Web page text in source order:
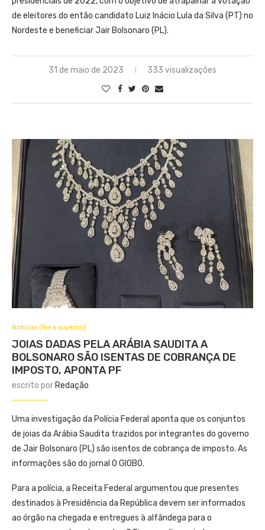
de eleitores do então candidato Luiz Inácio Lula da Silva (PT) no
Nordeste e beneficiar Jair Bolsonaro (PL).
31 de maio de 2023 333 visualizações
Notícias (Área superior)
JOIAS DADAS PELA ARÁBIA SAUDITA A
BOLSONARO SÃO ISENTAS DE COBRANÇA DE
IMPOSTO, APONTA PF
escrito por Redação
Uma investigação da Polícia Federal aponta que os conjuntos
de joias da Arábia Saudita trazidos por integrantes do governo
de Jair Bolsonaro (PL) são isentos de cobrança de imposto. As
informações são do jornal O GlOBO.
Para a polícia, a Receita Federal argumentou que presentes
destinados à Presidência da República devem ser informados
ao órgão na chegada e entregues à alfândega para o